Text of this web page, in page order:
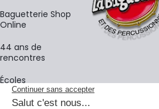
Baguetterie Shop
Online
44 ans de
rencontres
Écoles
La newsletter